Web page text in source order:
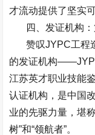
才流动提供了坚实
四、发证机构
赞叹JYPC工程
的发证机构
江苏英才职业技能
认证机构，是中国
业的先驱力量，堪
树”和“领航者”。